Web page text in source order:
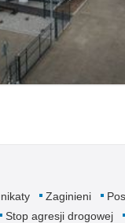
Zaginieni
Stop agresji drogowej